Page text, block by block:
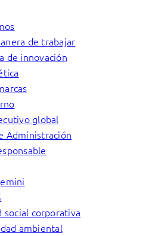
de trabajar
de innovación
global
Administración
social corporativa
ambiental